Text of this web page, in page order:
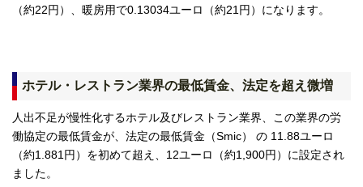
（約22円）、暖房用で0.13034ユーロ（約21円）になります。
ホテル・レストラン業界の最低賃金、法定を超え微増
人出不足が慢性化するホテル及びレストラン業界、この業界の労
働協定の最低賃金が、法定の最低賃金（Smic） の 11.88ユーロ
（約1.881円）を初めて超え、12ユーロ（約1,900円）に設定され
ました。